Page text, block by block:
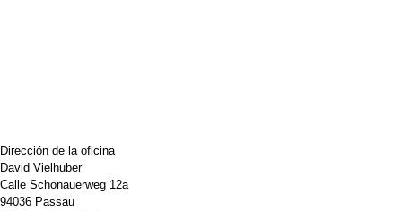
Dirección de la oficina
David Vielhuber
Calle Schönauerweg 12a
94036 Passau